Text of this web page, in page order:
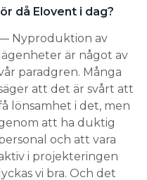
då Elovent i dag?
Nyproduktion av
lägenheter är något av
paradgren. Många
att det är svårt att
lönsamhet i det, men
att ha duktig
och att vara
i projekteringen
lyckas vi bra. Och det